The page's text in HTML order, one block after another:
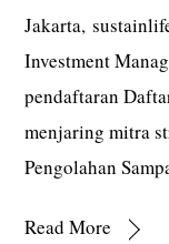
Jakarta,
Investment
pendaftaran
menjaring mitra
Pengolahan
Read More